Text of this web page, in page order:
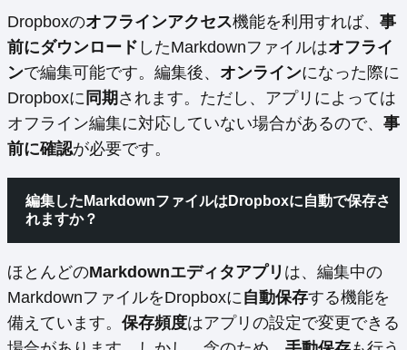
Dropboxのオフラインアクセス機能を利用すれば、 事
前にダウンロード したMarkdownファイルはオフライ
ンで編集可能です。編集後、 オンラインになった際に
Dropboxに 同期 されます。ただし、アプリによっては
オフライン編集に対応していない場合があるので、 事
前に確認が必要です。
編集したMarkdownファイルはDropboxに自動で保存さ
れますか？
ほとんどのMarkdownエディタアプリ は、編集中の
MarkdownファイルをDropboxに 自動保存する機能を
備えています。 保存頻度はアプリの設定で変更できる